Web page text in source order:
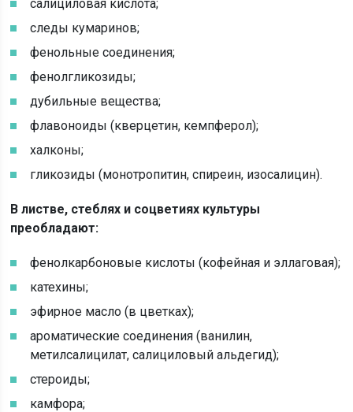
салициловая кислота;
следы кумаринов;
фенольные соединения;
фенолгликозиды;
дубильные вещества;
флавоноиды (кверцетин, кемпферол);
халконы;
гликозиды (монотропитин, спиреин, изосалицин).
В листве, стеблях и соцветиях культуры
преобладают:
фенолкарбоновые кислоты (кофейная и эллаговая);
катехины;
эфирное масло (в цветках);
ароматические соединения (ванилин,
метилсалицилат, салициловый альдегид);
стероиды;
камфора;